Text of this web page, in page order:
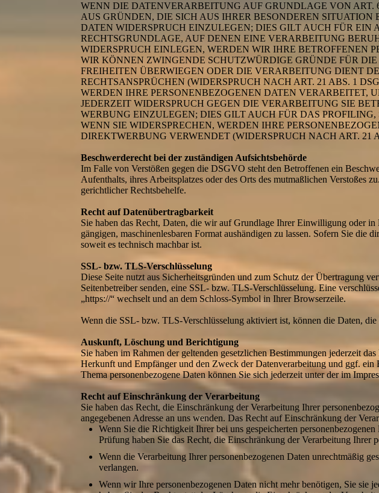
WENN DIE DATENVERARBEITUNG AUF GRUNDLAGE VON ART.
AUS GRÜNDEN, DIE SICH AUS IHRER BESONDEREN
DATEN WIDERSPRUCH EINZULEGEN; DIES GILT AUCH FÜR
RECHTSGRUNDLAGE, AUF DENEN EINE VERARBEITUNG
WIDERSPRUCH EINLEGEN, WERDEN WIR IHRE BETROFFENEN
WIR KÖNNEN ZWINGENDE SCHUTZWÜRDIGE GRÜNDE FÜR
FREIHEITEN ÜBERWIEGEN ODER DIE VERARBEITUNG DIENT
RECHTSANSPRÜCHEN (WIDERSPRUCH NACH ART. 21 ABS. 1
WERDEN IHRE PERSONENBEZOGENEN DATEN VERARBEITET,
JEDERZEIT WIDERSPRUCH GEGEN DIE VERARBEITUNG SIE
WERBUNG EINZULEGEN; DIES GILT AUCH FÜR DAS
WENN SIE WIDERSPRECHEN, WERDEN IHRE
DIREKTWERBUNG VERWENDET (WIDERSPRUCH NACH ART. 21
Beschwerderecht bei der zuständigen Aufsichtsbehörde
Im Falle von Verstößen gegen die DSGVO steht den Betroffenen ein
Aufenthalts, ihres Arbeitsplatzes oder des Orts des mutmaßlichen Verstoßes
gerichtlicher Rechtsbehelfe.
Recht auf Datenübertragbarkeit
Sie haben das Recht, Daten, die wir auf Grundlage Ihrer Einwilligung oder
gängigen, maschinenlesbaren Format aushändigen zu lassen. Sofern Sie die
soweit es technisch machbar ist.
SSL- bzw. TLS-Verschlüsselung
Diese Seite nutzt aus Sicherheitsgründen und zum Schutz der Übertragung
Seitenbetreiber senden, eine SSL- bzw. TLS-Verschlüsselung. Eine
„https://“ wechselt und an dem Schloss-Symbol in Ihrer Browserzeile.
Wenn die SSL- bzw. TLS-Verschlüsselung aktiviert ist, können die Daten,
Auskunft, Löschung und Berichtigung
Sie haben im Rahmen der geltenden gesetzlichen Bestimmungen jederzeit
Herkunft und Empfänger und den Zweck der Datenverarbeitung und ggf.
Thema personenbezogene Daten können Sie sich jederzeit unter der im
Recht auf Einschränkung der Verarbeitung
Sie haben das Recht, die Einschränkung der Verarbeitung Ihrer
angegebenen Adresse an uns wenden. Das Recht auf Einschränkung der
Wenn Sie die Richtigkeit Ihrer bei uns gespeicherten
Prüfung haben Sie das Recht, die Einschränkung der Verarbeitung Ihrer
Wenn die Verarbeitung Ihrer personenbezogenen Daten unrechtmäßig
verlangen.
Wenn wir Ihre personenbezogenen Daten nicht mehr benötigen, Sie sie